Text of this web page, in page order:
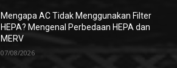
Mengapa AC Tidak Menggunakan Filter
HEPA? Mengenal Perbedaan HEPA dan
MERV
07/08/2026